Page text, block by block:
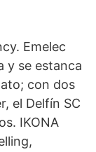
Emelec
y se estanca
con dos
el Delfín SC
IKONA